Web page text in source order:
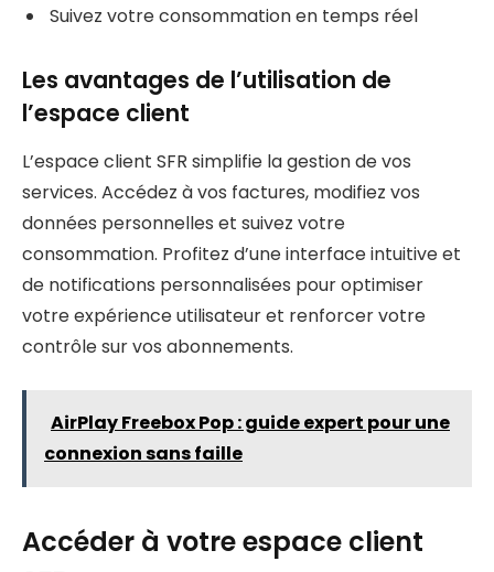
Suivez votre consommation en temps réel
Les avantages de l’utilisation de
l’espace client
L’espace client SFR simplifie la gestion de vos
services. Accédez à vos factures, modifiez vos
données personnelles et suivez votre
consommation. Profitez d’une interface intuitive et
de notifications personnalisées pour optimiser
votre expérience utilisateur et renforcer votre
contrôle sur vos abonnements.
AirPlay Freebox Pop : guide expert pour une
connexion sans faille
Accéder à votre espace client